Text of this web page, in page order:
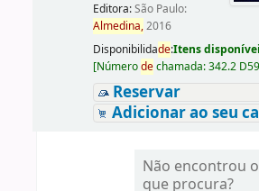
Editora:São Paulo:
Almedina,2016
Disponibilidade:Itens
[Númerodechamada:342.2
Reservar
Adicionar ao seu
Não encontrou o
que procura?